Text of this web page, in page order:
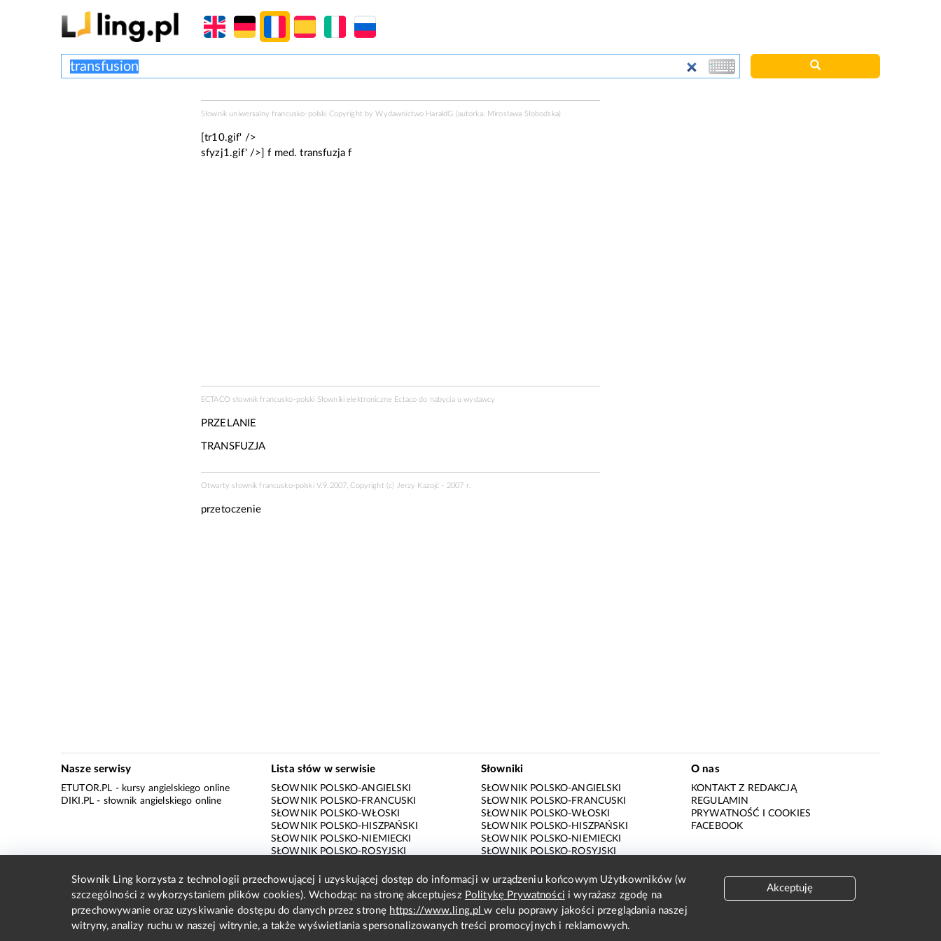
Słownik uniwersalny francusko-polski Copyright by Wydawnictwo HaraldG (autorka: Mirosława Słobodska)
[tr10.gif' />
sfyzj1.gif' />]f med. transfuzjaf
ECTACO słownik francusko-polski Słowniki elektroniczne Ectaco do nabycia uwydawcy
PRZELANIE
TRANSFUZJA
Otwarty słownik francusko-polski V.9.2007, Copyright (c) Jerzy Kazojć - 2007 r.
przetoczenie
Nasze serwisy
ETUTOR.PL - kursy angielskiego online
DIKI.PL - słownik angielskiego online
Lista słów w serwisie
SŁOWNIK POLSKO-ANGIELSKI
SŁOWNIK POLSKO-FRANCUSKI
SŁOWNIK POLSKO-WŁOSKI
SŁOWNIK POLSKO-HISZPAŃSKI
SŁOWNIK POLSKO-NIEMIECKI
SŁOWNIK POLSKO-ROSYJSKI
SŁOWNIK FRANCUSKO-POLSKI
SŁOWNIK WŁOSKO-POLSKI
SŁOWNIK HISZPAŃSKO-POLSKI
SŁOWNIK NIEMIECKO-POLSKI
SŁOWNIK ROSYJSKO-POLSKI
Słowniki
SŁOWNIK POLSKO-ANGIELSKI
SŁOWNIK POLSKO-FRANCUSKI
SŁOWNIK POLSKO-WŁOSKI
SŁOWNIK POLSKO-HISZPAŃSKI
SŁOWNIK POLSKO-NIEMIECKI
SŁOWNIK POLSKO-ROSYJSKI
SŁOWNIK FRANCUSKO-POLSKI
SŁOWNIK WŁOSKO-POLSKI
SŁOWNIK HISZPAŃSKO-POLSKI
SŁOWNIK NIEMIECKO-POLSKI
SŁOWNIK ROSYJSKO-POLSKI
O nas
KONTAKT Z REDAKCJĄ
REGULAMIN
PRYWATNOŚĆ I COOKIES
FACEBOOK
Słownik Ling korzysta z technologii przechowującej i uzyskującej dostęp do informacji w urządzeniu końcowym Użytkowników (w
szczególności z wykorzystaniem plików cookies). Wchodząc na stronę akceptujesz Politykę Prywatności i wyrażasz zgodę na
przechowywanie oraz uzyskiwanie dostępu do danych przez stronę https://www.ling.plw celu poprawy jakości przeglądania naszej
witryny, analizy ruchu w naszej witrynie, a także wyświetlania spersonalizowanych treści promocyjnych i reklamowych.
Akceptuję